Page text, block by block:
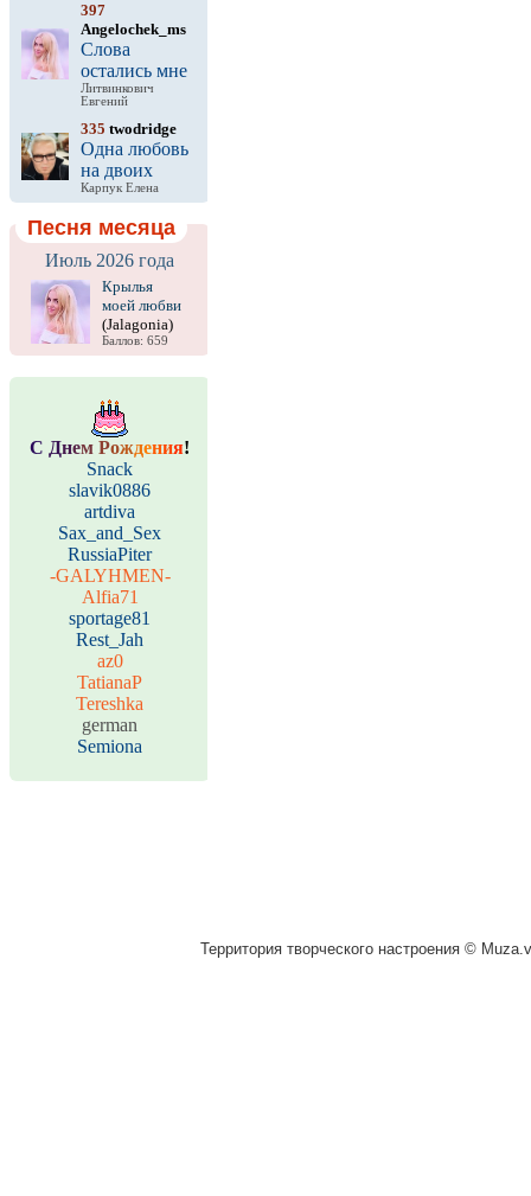
397
Angelochek_ms
Слова
остались мне
Литвинкович
Евгений
335 twodridge
Одна любовь
на двоих
Карпук Елена
Песня месяца
Июль 2026 года
Крылья
моей любви
(Jalagonia)
Баллов: 659
С Днем Рождения!
Snack
slavik0886
artdiva
Sax_and_Sex
RussiaPiter
-GALYHMEN-
Alfia71
sportage81
Rest_Jah
az0
TatianaP
Tereshka
german
Semiona
Территория творческого настроения ©